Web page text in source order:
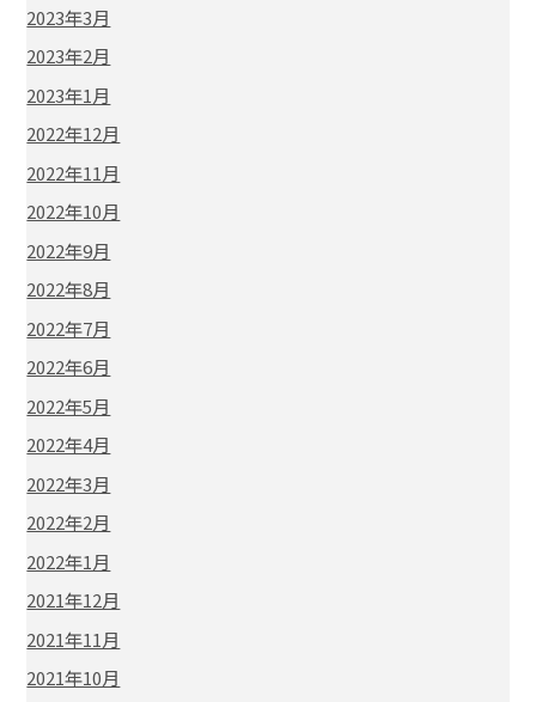
2023年3月
2023年2月
2023年1月
2022年12月
2022年11月
2022年10月
2022年9月
2022年8月
2022年7月
2022年6月
2022年5月
2022年4月
2022年3月
2022年2月
2022年1月
2021年12月
2021年11月
2021年10月